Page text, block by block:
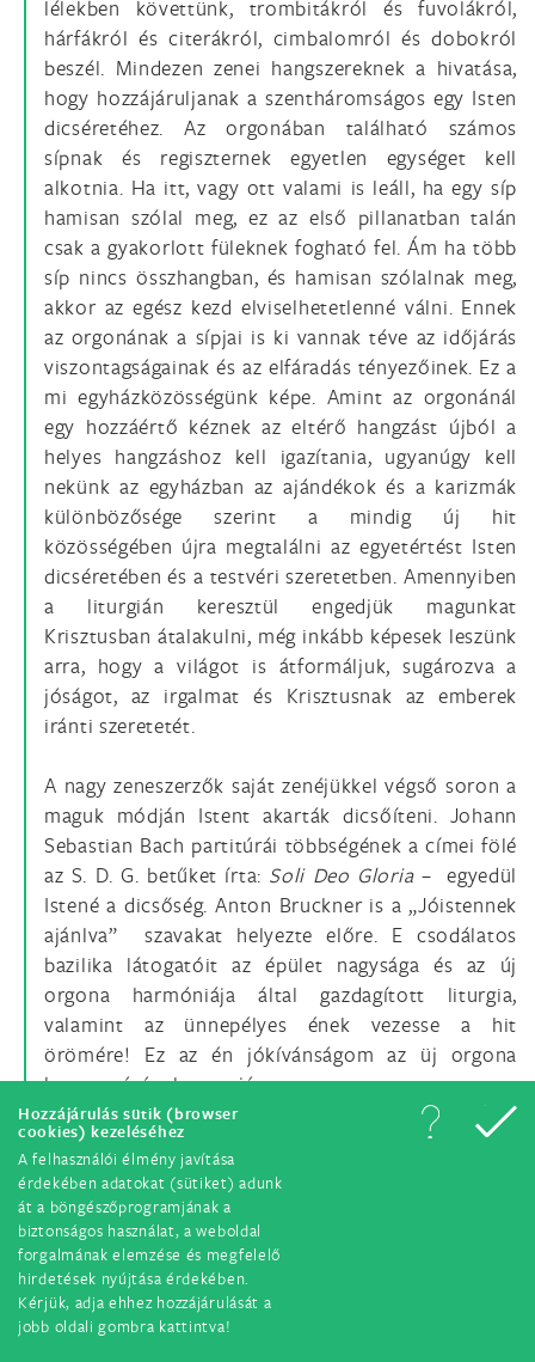
Hozzájárulás sütik (browser
cookies) kezeléséhez
A felhasználói élmény javítása
érdekében adatokat (sütiket) adunk
át a böngészőprogramjának a
biztonságos használat, a weboldal
forgalmának elemzése és megfelelő
hirdetések nyújtása érdekében.
Kérjük, adja ehhez hozzájárulását a
jobb oldali gombra kattintva!
lélekben követtünk, trombitákról és fuvolákról,
hárfákról és citerákról, cimbalomról és dobokról
beszél. Mindezen zenei hangszereknek a hivatása,
hogy hozzájáruljanak a szentháromságos egy Isten
dicséretéhez. Az orgonában található számos
sípnak és regiszternek egyetlen egységet kell
alkotnia. Ha itt, vagy ott valami is leáll, ha egy síp
hamisan szólal meg, ez az első pillanatban talán
csak a gyakorlott füleknek fogható fel. Ám ha több
síp nincs összhangban, és hamisan szólalnak meg,
akkor az egész kezd elviselhetetlenné válni. Ennek
az orgonának a sípjai is ki vannak téve az időjárás
viszontagságainak és az elfáradás tényezőinek. Ez a
mi egyházközösségünk képe. Amint az orgonánál
egy hozzáértő kéznek az eltérő hangzást újból a
helyes hangzáshoz kell igazítania, ugyanúgy kell
nekünk az egyházban az ajándékok és a karizmák
különbözősége szerint a mindig új hit
közösségében újra megtalálni az egyetértést Isten
dicséretében és a testvéri szeretetben. Amennyiben
a liturgián keresztül engedjük magunkat
Krisztusban átalakulni, még inkább képesek leszünk
arra, hogy a világot is átformáljuk, sugározva a
jóságot, az irgalmat és Krisztusnak az emberek
iránti szeretetét.
A nagy zeneszerzők saját zenéjükkel végső soron a
maguk módján Istent akarták dicsőíteni. Johann
Sebastian Bach partitúrái többségének a címei fölé
az S. D. G. betűket írta: Soli Deo Gloria– egyedül
Istené a dicsőség. Anton Bruckner is a „Jóistennek
ajánlva” szavakat helyezte előre. E csodálatos
bazilika látogatóit az épület nagysága és az új
orgona harmóniája által gazdagított liturgia,
valamint az ünnepélyes ének vezesse a hit
örömére! Ez az én jókívánságom az üj orgona
bemutatásának a napján.
2. ISTEN CSODÁLATOS SZIMFÓNIÁJA
(A Német Szövetségi Köztársaság elnökének a Szentatya
tiszteletére felajánlott koncert
a Sala Cle-mentinában, 2006. november 18-án)
Mindenekelőtt szeretném személyesen és
különleges módon megköszönni a